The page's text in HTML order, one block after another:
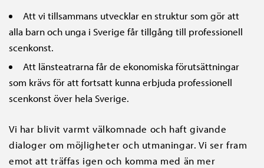
Att vi tillsammans utvecklar en struktur som gör att
alla barn och unga i Sverige får tillgång till professionell
scenkonst.
Att länsteatrarna får de ekonomiska förutsättningar
som krävs för att fortsatt kunna erbjuda professionell
scenkonst över hela Sverige.
Vi har blivit varmt välkomnade och haft givande
dialoger om möjligheter och utmaningar. Vi ser fram
emot att träffas igen och komma med än mer